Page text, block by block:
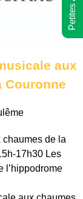
aux
Couronne
de la
17h30 Les
l’hippodrome